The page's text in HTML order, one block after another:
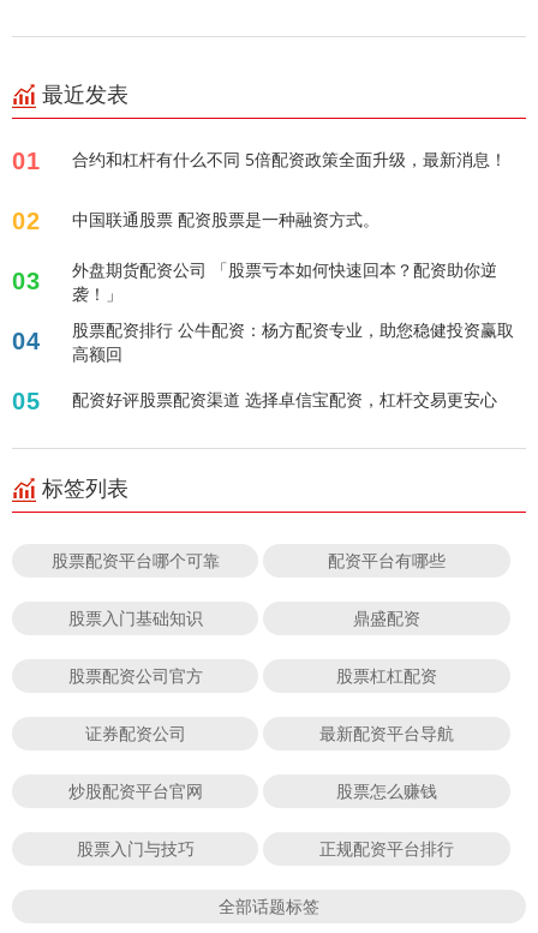
最近发表
01 合约和杠杆有什么不同 5倍配资政策全面升级，最新消息！
02 中国联通股票 配资股票是一种融资方式。
03
外盘期货配资公司 「股票亏本如何快速回本？配资助你逆
袭！」
04
股票配资排行 公牛配资：杨方配资专业，助您稳健投资赢取
高额回
05 配资好评股票配资渠道 选择卓信宝配资，杠杆交易更安心
标签列表
股票配资平台哪个可靠 配资平台有哪些
股票入门基础知识 鼎盛配资
股票配资公司官方 股票杠杠配资
证券配资公司 最新配资平台导航
炒股配资平台官网 股票怎么赚钱
股票入门与技巧 正规配资平台排行
全部话题标签